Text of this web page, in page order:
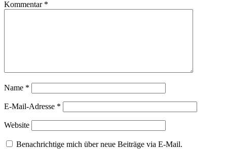
Kommentar *
Name *
E-Mail-Adresse *
Website
Benachrichtige mich über neue Beiträge via E-Mail.